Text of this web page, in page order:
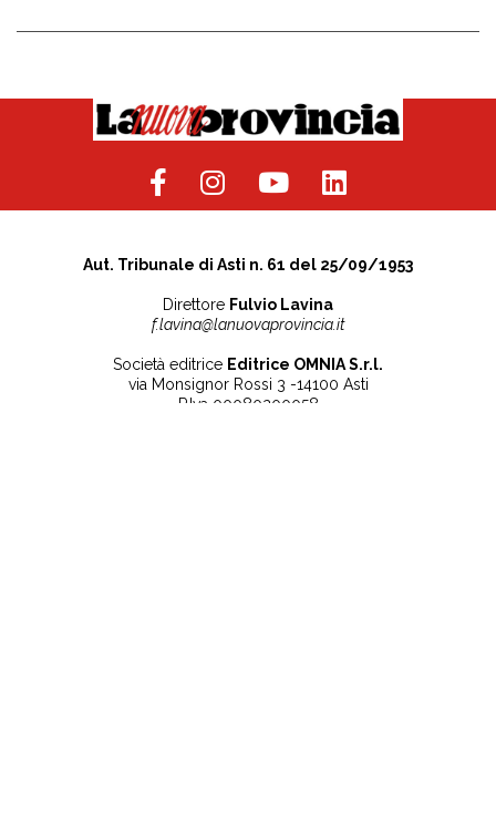
Aut. Tribunale di Asti n. 61 del 25/09/1953
Direttore Fulvio Lavina
f.lavina@lanuovaprovincia.it
Società editrice Editrice OMNIA S.r.l.
via Monsignor Rossi 3 -14100 Asti
P.Iva 00080200058